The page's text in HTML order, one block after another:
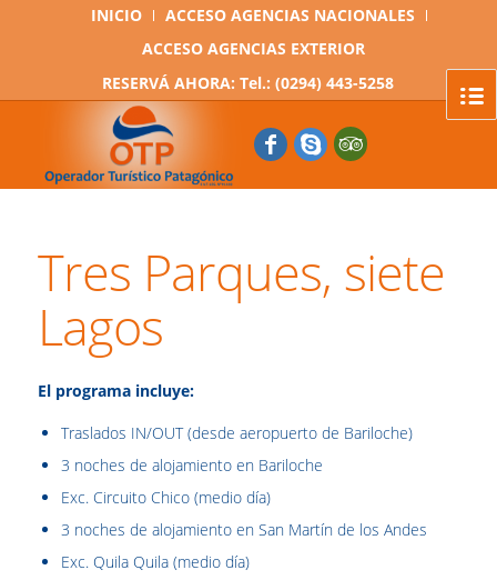
INICIO
ACCESO AGENCIAS NACIONALES
ACCESO AGENCIAS EXTERIOR
RESERVÁ AHORA: Tel.: (0294) 443-5258
Tres Parques, siete
Lagos
El programa incluye:
Traslados IN/OUT (desde aeropuerto de Bariloche)
3 noches de alojamiento en Bariloche
Exc. Circuito Chico (medio día)
3 noches de alojamiento en San Martín de los Andes
Exc. Quila Quila (medio día)